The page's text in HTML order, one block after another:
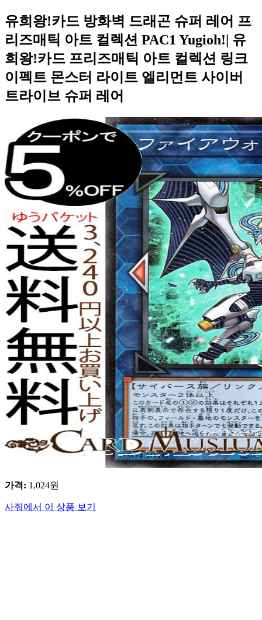
유희왕!카드 방화벽 드래곤 슈퍼 레어 프
리즈매틱 아트 컬렉션 PAC1 Yugioh!| 유
희왕!카드 프리즈매틱 아트 컬렉션 링크
이펙트 몬스터 라이트 엘리먼트 사이버
트라이브 슈퍼 레어
가격: 1,024원
사줘에서 이 상품 보기